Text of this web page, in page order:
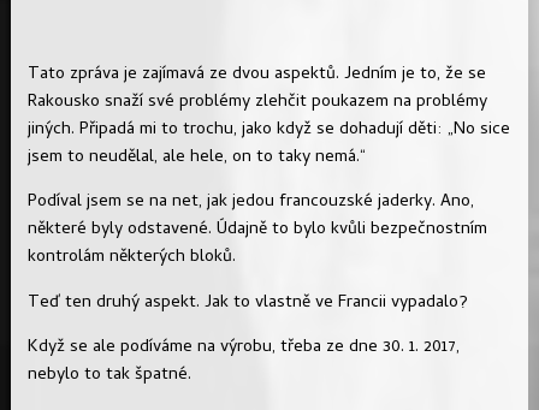
Tato zpráva je zajímavá ze dvou aspektů. Jedním je to, že se
Rakousko snaží své problémy zlehčit poukazem na problémy
jiných. Připadá mi to trochu, jako když se dohadují děti: „No sice
jsem to neudělal, ale hele, on to taky nemá.“
Podíval jsem se na net, jak jedou francouzské jaderky. Ano,
některé byly odstavené. Údajně to bylo kvůli bezpečnostním
kontrolám některých bloků.
Teď ten druhý aspekt. Jak to vlastně ve Francii vypadalo?
Když se ale podíváme na výrobu, třeba ze dne 30. 1. 2017,
nebylo to tak špatné.